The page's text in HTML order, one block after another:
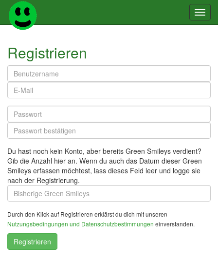
Registrieren
Du hast noch kein Konto, aber bereits Green Smileys verdient?
Gib die Anzahl hier an. Wenn du auch das Datum dieser Green
Smileys erfassen möchtest, lass dieses Feld leer und logge sie
nach der Registrierung.
Durch den Klick auf Registrieren erklärst du dich mit unseren
Nutzungsbedingungen und Datenschutzbestimmungen einverstanden.
Registrieren